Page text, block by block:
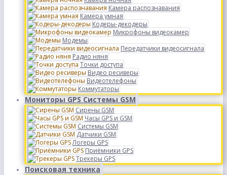
Камера распознавания
Камера умная
Кодеры-декодеры
Микрофоны видеокамер
Модемы
Передатчики видеосигнала
Радио няня
Точки доступа
Видео ресиверы
Видеотелефоны
Коммутаторы
Мониторы GPS Системы GSM
Сирены GSM
Часы GPS и GSM
Системы GSM
Датчики GSM
Логеры GPS
Приёмники GPS
Трекеры GPS
Поисковая техника